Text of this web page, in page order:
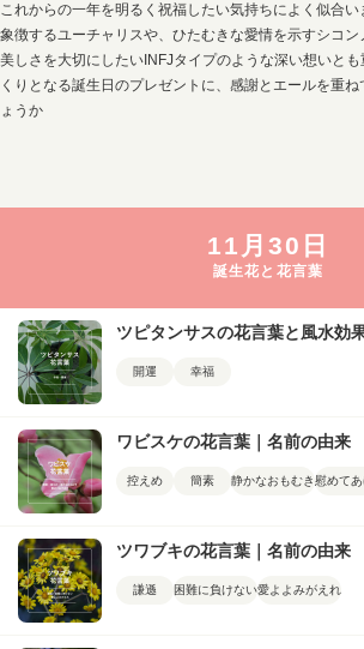
これからの一年を明るく祝福したい気持ちによく似合
象徴するユーチャリスや、ひたむきな愛情を示すシコ
美しさを大切にしたいINFJタイプのような深い想いとも
くりとなる誕生日のプレゼントに、感謝とエールを重
ょうか
11月30日
誕生花と花言葉
ツピタンサスの花言葉と風水効
開運 幸福
ワビスケの花言葉｜名前の由来
控えめ 簡素 静かなおもむき慰めて
ツワブキの花言葉｜名前の由来
謙遜 困難に負けない愛よよみがえれ